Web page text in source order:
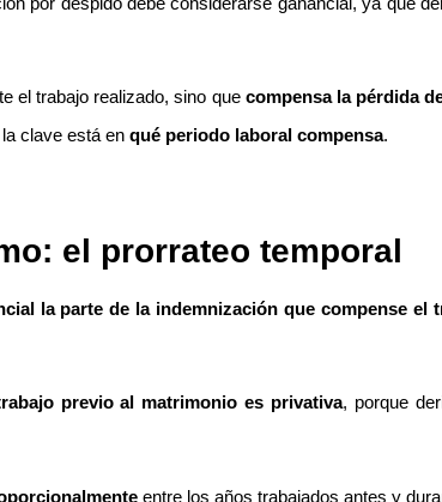
el trabajo realizado, sino que compensa la pérdida
clave está en qué periodo laboral compensa.
el prorrateo temporal
la parte de la indemnización que compense el
previo al matrimonio es privativa, porque
entre los años trabajados antes y